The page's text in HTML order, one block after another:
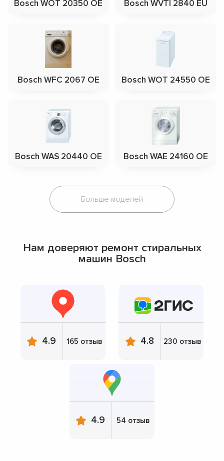
Bosch WOT 20350 OE Bosch WVTI 2840 EU
Bosch WFC 2067 OE Bosch WOT 24550 OE
Bosch WAS 20440 OE Bosch WAE 24160 OE
Больше моделей
Нам доверяют ремонт стиральных
машин Bosch
4.9 165 отзыв 4.8 230 отзыв
4.9 54 отзыв